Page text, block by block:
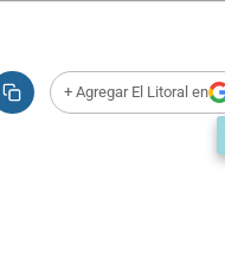
+ Agregar El Litoral en